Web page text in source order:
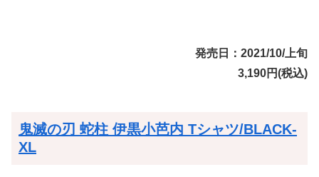
発売日：2021/10/上旬
3,190円(税込)
鬼滅の刃 蛇柱 伊黒小芭内 Tシャツ/BLACK-
XL